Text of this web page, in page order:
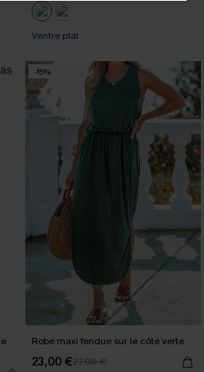
Ventre plat
-15%
Robe maxi fendue sur le côté verte
23,00 €27,00 €